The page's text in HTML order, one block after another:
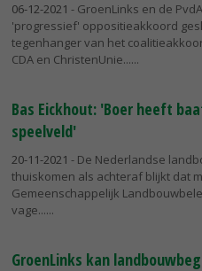
06-12-2021 - GroenLinks en de
'progressief' oppositieakkoord
tegenhanger van het
CDA en ChristenUnie...
Bas Eickhout: 'Boer heeft
speelveld'
20-11-2021 - De Nederlandse
thuiskomen als achteraf blijkt dat
Gemeenschappelijk
vage...
GroenLinks kan